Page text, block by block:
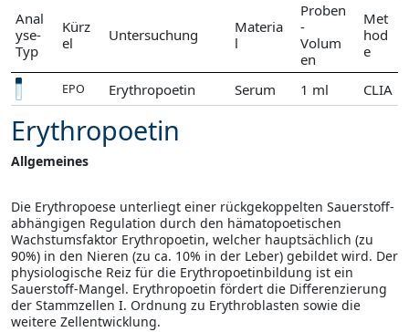
Anal
yse-
Typ
Kürz
el
Untersuchung
Materia
l
Proben
-
Volum
en
Met
hod
e
EPO Erythropoetin Serum 1 ml CLIA
Erythropoetin
Allgemeines
Die Erythropoese unterliegt einer rückgekoppelten Sauerstoff-
abhängigen Regulation durch den hämato­poetischen
Wachstumsfaktor Erythropoetin, welcher hauptsächlich (zu
90%) in den Nieren (zu ca. 10% in der Leber) gebildet wird. Der
physiologische Reiz für die Erythropoetinbildung ist ein
Sauerstoff-Mangel. Erythropoetin fördert die Differenzierung
der Stammzellen I. Ordnung zu Erythroblasten sowie die
weitere Zellentwicklung.